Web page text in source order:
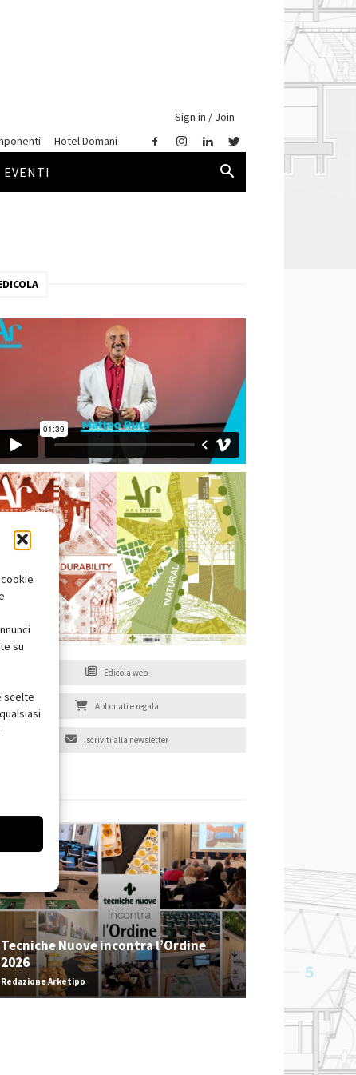
su
scelte
Sign in / Join
Hotel Domani
EVENTI
Edicola web
Abbonati e regala
Iscriviti alla newsletter
Tecniche Nuove incontra l’Ordine
2026
Redazione Arketipo